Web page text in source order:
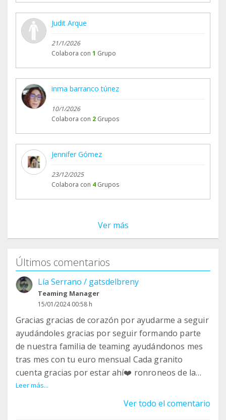
Judit Arque
21/1/2026
Colabora con 1 Grupo
inma barranco túnez
10/1/2026
Colabora con 2 Grupos
Jennifer Gómez
23/12/2025
Colabora con 4 Grupos
Ver más
Últimos comentarios
Lía Serrano / gatsdelbreny
Teaming Manager
15/01/2024 00:58 h
Gracias gracias de corazón por ayudarme a seguir
ayudándoles gracias por seguir formando parte
de nuestra familia de teaming ayudándonos mes
tras mes con tu euro mensual Cada granito
cuenta gracias por estar ahí❤️ ronroneos de la
manada del breny ❤️
Leer más...
Ver todo el comentario